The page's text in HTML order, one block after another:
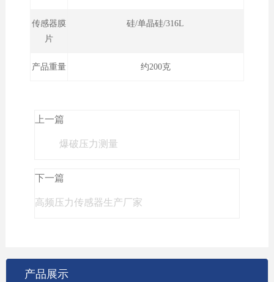
传感器膜
片
硅/单晶硅/316L
产品重量 约200克
上一篇
爆破压力测量
下一篇
高频压力传感器生产厂家
产品展示